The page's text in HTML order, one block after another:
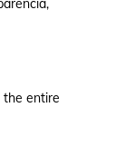
the entire